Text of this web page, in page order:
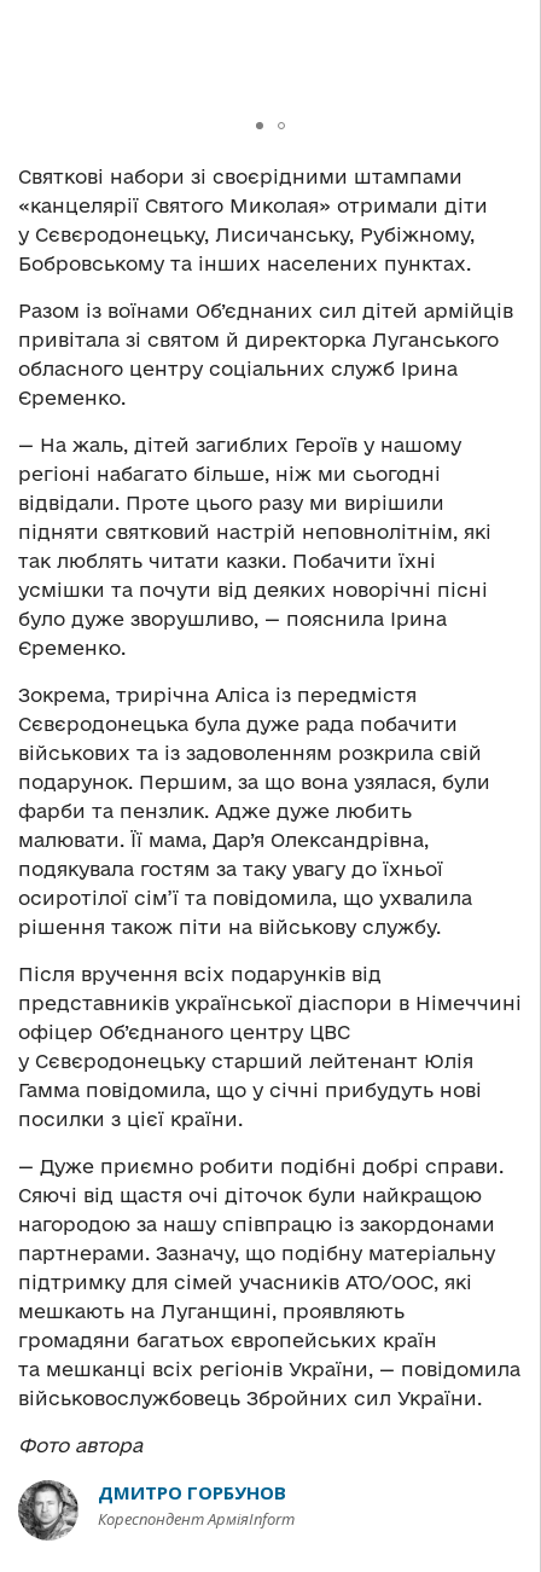
Святкові набори зі своєрідними штампами
«канцелярії Святого Миколая» отримали діти
у Сєвєродонецьку, Лисичанську, Рубіжному,
Бобровському та інших населених пунктах.
Разом із воїнами Об’єднаних сил дітей армійців
привітала зі святом й директорка Луганського
обласного центру соціальних служб Ірина
Єременко.
— На жаль, дітей загиблих Героїв у нашому
регіоні набагато більше, ніж ми сьогодні
відвідали. Проте цього разу ми вирішили
підняти святковий настрій неповнолітнім, які
так люблять читати казки. Побачити їхні
усмішки та почути від деяких новорічні пісні
було дуже зворушливо, — пояснила Ірина
Єременко.
Зокрема, трирічна Аліса із передмістя
Сєвєродонецька була дуже рада побачити
військових та із задоволенням розкрила свій
подарунок. Першим, за що вона узялася, були
фарби та пензлик. Адже дуже любить
малювати. Її мама, Дар’я Олександрівна,
подякувала гостям за таку увагу до їхньої
осиротілої сім’ї та повідомила, що ухвалила
рішення також піти на військову службу.
Після вручення всіх подарунків від
представників української діаспори в Німеччині
офіцер Об’єднаного центру ЦВС
у Сєвєродонецьку старший лейтенант Юлія
Гамма повідомила, що у січні прибудуть нові
посилки з цієї країни.
— Дуже приємно робити подібні добрі справи.
Сяючі від щастя очі діточок були найкращою
нагородою за нашу співпрацю із закордонами
партнерами. Зазначу, що подібну матеріальну
підтримку для сімей учасників АТО/ООС, які
мешкають на Луганщині, проявляють
громадяни багатьох європейських країн
та мешканці всіх регіонів України, — повідомила
військовослужбовець Збройних сил України.
Фото автора
ДМИТРО ГОРБУНОВ
Кореспондент АрміяInform